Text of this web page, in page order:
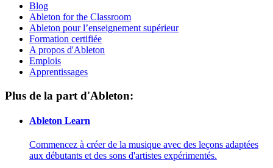
Blog
Ableton for the Classroom
Ableton pour l’enseignement supérieur
Formation certifiée
A propos d'Ableton
Emplois
Apprentissages
Plus de la part d'Ableton:
Ableton Learn
Commencez à créer de la musique avec des leçons adaptées
aux débutants et des sons d'artistes expérimentés.